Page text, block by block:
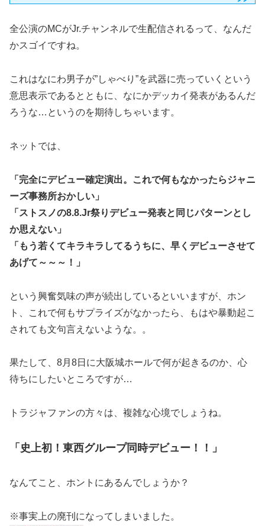
全公演のMCがJr.チャンネルで生配信されるって、なんだ
かスゴイですね。
これはなにわ男子が”しゃべり”を武器に売っていくという
意思表示であるとともに、なにかデッカイ発表があるんだ
ろうな…というのを期待しちゃいます。
ネットでは、
「完全にデビュー確定演出。これで何もなかったらジャニ
ーズ事務所おかしい」
「ストスノの8.8.Jr祭りデビュー発表と同じパターンとし
か思えない」
「もう若くてキラキラしてるうちに、早くデビューさせて
あげて～～～！」
という興奮気味の声が続出しているといいますが、ホン
ト、これで何もサプライズがなかったら、もはや暴動起こ
されても文句言えないような。。
果たして、8月8日に大阪城ホールで何が起きるのか、心
待ちにしたいところですが…
トラジャファンの方々は、複雑な心境でしょうね。
「史上初！東西グループ同時デビュー！！」
なんてこと、ホントにあるんでしょうか？
※事実上の廃刊になってしまいました。